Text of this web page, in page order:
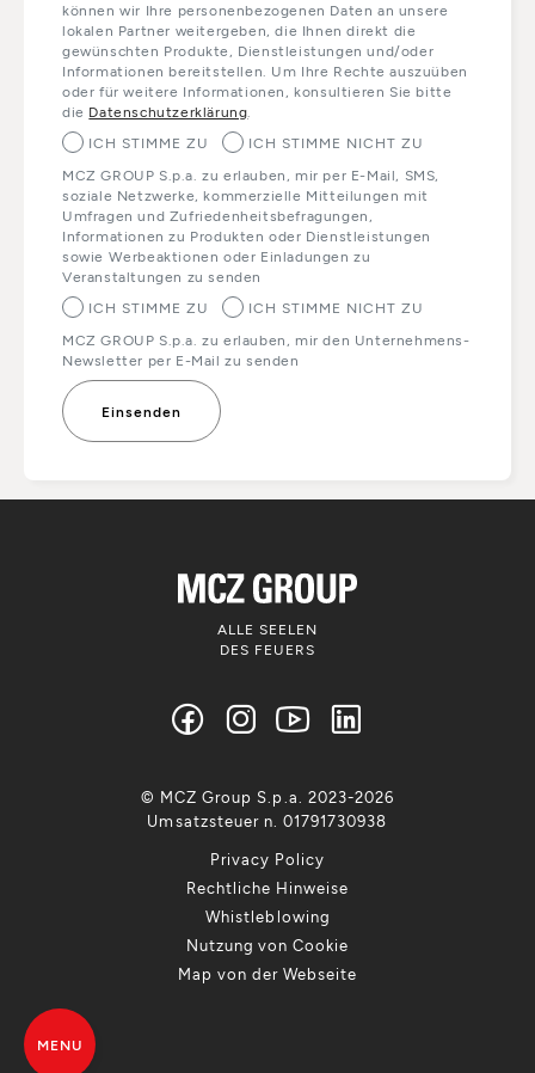
können wir Ihre personenbezogenen Daten an unsere
lokalen Partner weitergeben, die Ihnen direkt die
gewünschten Produkte, Dienstleistungen und/oder
Informationen bereitstellen. Um Ihre Rechte auszuüben
oder für weitere Informationen, konsultieren Sie bitte
die Datenschutzerklärung
ICH STIMME ZU
ICH STIMME NICHT ZU
MCZ GROUP S.p.a. zu erlauben, mir per E-Mail, SMS,
soziale Netzwerke, kommerzielle Mitteilungen mit
Umfragen und Zufriedenheitsbefragungen,
Informationen zu Produkten oder Dienstleistungen
sowie Werbeaktionen oder Einladungen zu
Veranstaltungen zu senden
ICH STIMME ZU
ICH STIMME NICHT ZU
MCZ GROUP S.p.a. zu erlauben, mir den Unternehmens-
Newsletter per E-Mail zu senden
ALLE SEELEN
DES FEUERS
Privacy Policy
Rechtliche Hinweise
Whistleblowing
Nutzung von Cookie
Map von der Webseite
© MCZ Group S.p.a. 2023-2026
Umsatzsteuer n. 01791730938
MENU